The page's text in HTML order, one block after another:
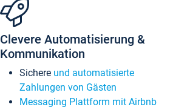
Clevere Automatisierung &
Kommunikation
Sichere und automatisierte
Zahlungen von Gästen
Messaging Plattform mit Airbnb